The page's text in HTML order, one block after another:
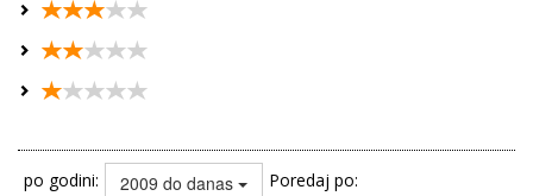
po godini: 2009 do danas Poredaj po: